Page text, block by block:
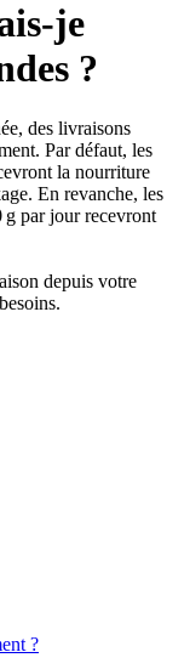
je
?
des livraisons
Par défaut, les
la nourriture
En revanche, les
g par jour recevront
depuis votre
?